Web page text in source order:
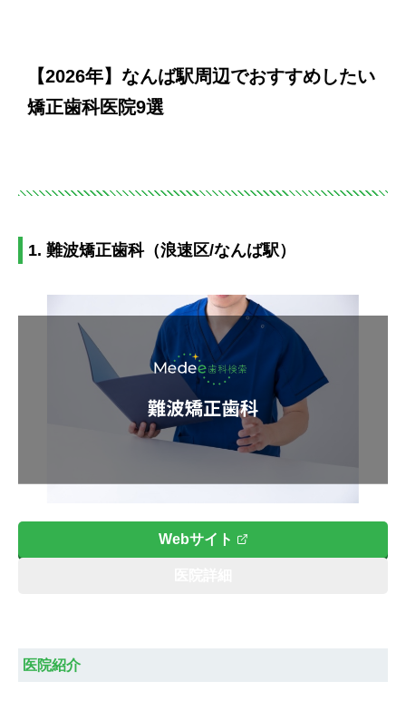
【2026年】なんば駅周辺でおすすめしたい
矯正歯科医院9選
1. 難波矯正歯科（浪速区/なんば駅）
Webサイト
医院紹介